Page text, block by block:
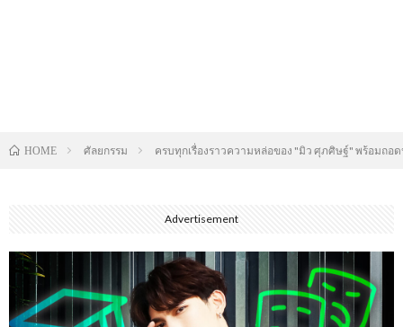
HOME ศัลยกรรม ครบทุกเรื่องราวความหล่อของ "มิว ศุภศิษฐ์" พร้อมถ
Advertisement